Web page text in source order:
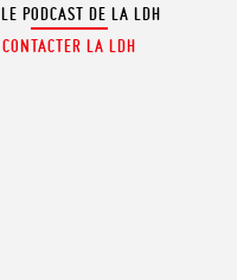
LE PODCAST DE LA LDH
CONTACTER LA LDH